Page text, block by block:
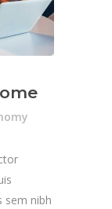
sem nibh